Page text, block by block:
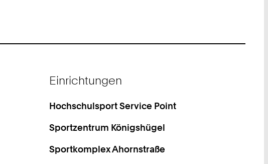
Einrichtungen
Hochschulsport Service Point
Sportzentrum Königshügel
Sportkomplex Ahornstraße